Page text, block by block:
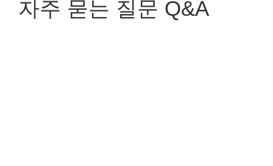
자주 묻는 질문 Q&A